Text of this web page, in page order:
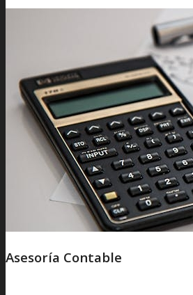
Asesoría Contable